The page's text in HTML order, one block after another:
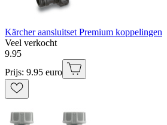
Kärcher aansluitset Premium koppelingen
Veel verkocht
9.95
Prijs: 9.95 euro